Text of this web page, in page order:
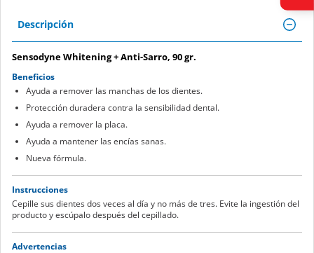
Descripción
Sensodyne Whitening + Anti-Sarro, 90 gr.
Beneficios
Ayuda a remover las manchas de los dientes.
Protección duradera contra la sensibilidad dental.
Ayuda a remover la placa.
Ayuda a mantener las encías sanas.
Nueva fórmula.
Instrucciones
Cepille sus dientes dos veces al día y no más de tres. Evite la ingestión del
producto y escúpalo después del cepillado.
Advertencias